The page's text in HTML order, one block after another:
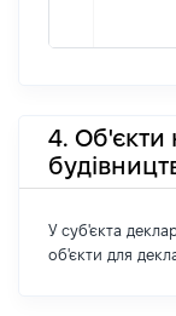
4. Об'єкти
У суб'єкта
об'єкти для